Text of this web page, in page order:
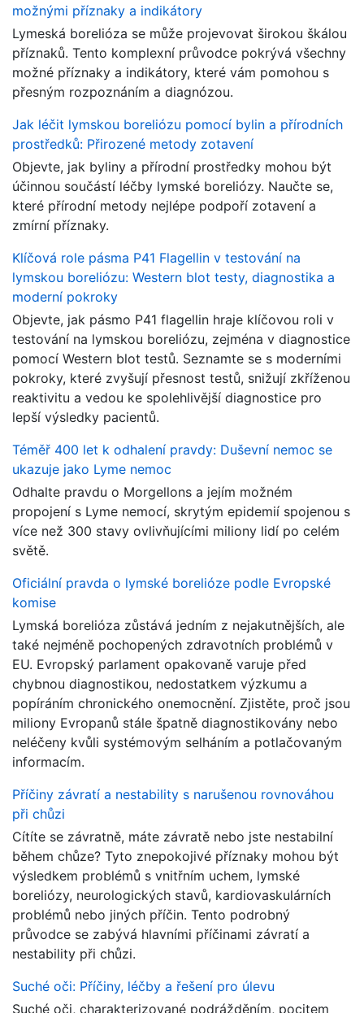
možnými příznaky a indikátory
Lymeská borelióza se může projevovat širokou škálou
příznaků. Tento komplexní průvodce pokrývá všechny
možné příznaky a indikátory, které vám pomohou s
přesným rozpoznáním a diagnózou.
Jak léčit lymskou boreliózu pomocí bylin a přírodních
prostředků: Přirozené metody zotavení
Objevte, jak byliny a přírodní prostředky mohou být
účinnou součástí léčby lymské boreliózy. Naučte se,
které přírodní metody nejlépe podpoří zotavení a
zmírní příznaky.
Klíčová role pásma P41 Flagellin v testování na
lymskou boreliózu: Western blot testy, diagnostika a
moderní pokroky
Objevte, jak pásmo P41 flagellin hraje klíčovou roli v
testování na lymskou boreliózu, zejména v diagnostice
pomocí Western blot testů. Seznamte se s moderními
pokroky, které zvyšují přesnost testů, snižují zkříženou
reaktivitu a vedou ke spolehlivější diagnostice pro
lepší výsledky pacientů.
Téměř 400 let k odhalení pravdy: Duševní nemoc se
ukazuje jako Lyme nemoc
Odhalte pravdu o Morgellons a jejím možném
propojení s Lyme nemocí, skrytým epidemií spojenou s
více než 300 stavy ovlivňujícími miliony lidí po celém
světě.
Oficiální pravda o lymské borelióze podle Evropské
komise
Lymská borelióza zůstává jedním z nejakutnějších, ale
také nejméně pochopených zdravotních problémů v
EU. Evropský parlament opakovaně varuje před
chybnou diagnostikou, nedostatkem výzkumu a
popíráním chronického onemocnění. Zjistěte, proč jsou
miliony Evropanů stále špatně diagnostikovány nebo
neléčeny kvůli systémovým selháním a potlačovaným
informacím.
Příčiny závratí a nestability s narušenou rovnováhou
při chůzi
Cítíte se závratně, máte závratě nebo jste nestabilní
během chůze? Tyto znepokojivé příznaky mohou být
výsledkem problémů s vnitřním uchem, lymské
boreliózy, neurologických stavů, kardiovaskulárních
problémů nebo jiných příčin. Tento podrobný
průvodce se zabývá hlavními příčinami závratí a
nestability při chůzi.
Suché oči: Příčiny, léčby a řešení pro úlevu
Suché oči, charakterizované podrážděním, pocitem